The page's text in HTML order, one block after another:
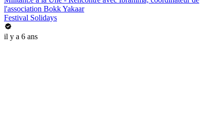
l'association Bokk Yakaar
Festival Solidays
il y a 6 ans